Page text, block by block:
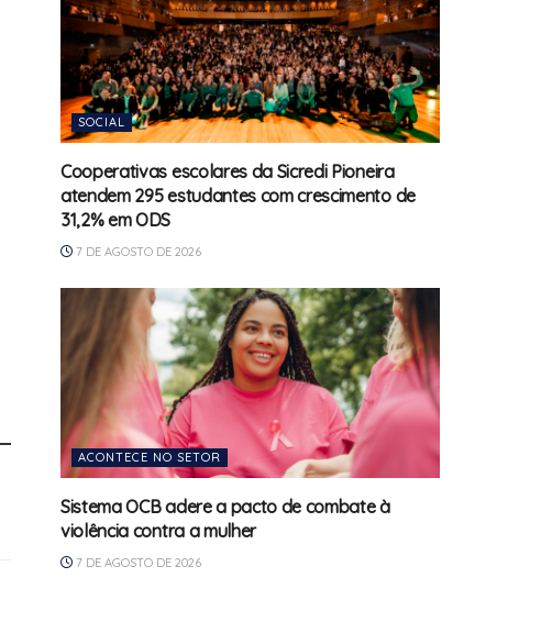
SOCIAL
Cooperativas escolares da Sicredi Pioneira
atendem 295 estudantes com crescimento de
31,2% em ODS
7 DE AGOSTO DE 2026
ACONTECE NO SETOR
Sistema OCB adere a pacto de combate à
violência contra a mulher
7 DE AGOSTO DE 2026